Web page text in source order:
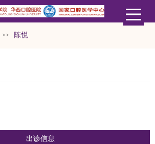
>> 陈悦
出诊信息